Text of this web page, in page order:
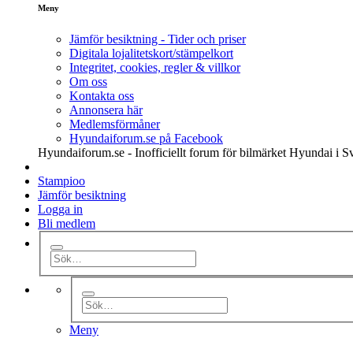
Meny
Jämför besiktning - Tider och priser
Digitala lojalitetskort/stämpelkort
Integritet, cookies, regler & villkor
Om oss
Kontakta oss
Annonsera här
Medlemsförmåner
Hyundaiforum.se på Facebook
Hyundaiforum.se - Inofficiellt forum för bilmärket Hyundai i
Stampioo
Jämför besiktning
Logga in
Bli medlem
Meny